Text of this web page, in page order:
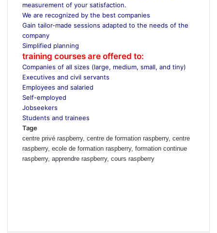
measurement of your satisfaction.
We are recognized by the best companies
Gain tailor-made sessions adapted to the needs of the
company
Simplified planning
training courses are offered to:
Companies of all sizes (large, medium, small, and tiny)
Executives and civil servants
Employees and salaried
Self-employed
Jobseekers
Students and trainees
Tage
centre privé raspberry, centre de formation raspberry, centre
raspberry, ecole de formation raspberry, formation continue
raspberry, apprendre raspberry, cours raspberry